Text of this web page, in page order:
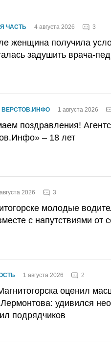
ЧАСТЬ 4 августа 2026 3
женщина получила
задушить врача-
ВЕРСТОВ.ИНФО 1 августа 2026
поздравления!
– 18 лет
2026 3
молодые
с напутствиями от
1 августа 2026 2
оценил
удивился
подрядчиков